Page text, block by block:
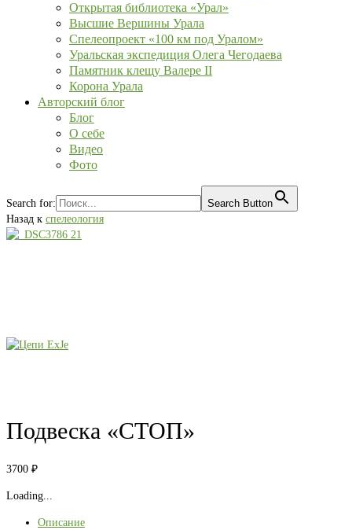
Открытая библиотека «Урал»
Высшие Вершины Урала
Спелеопроект «100 км под Уралом»
Уральская экспедиция Олега Чегодаева
Памятник клещу Валере II
Корона Урала
Авторский блог
Блог
О себе
Видео
Фото
Search for:
Search Button
Назад к спелеология
Подвеска «СТОП»
3700 ₽
Loading...
Описание